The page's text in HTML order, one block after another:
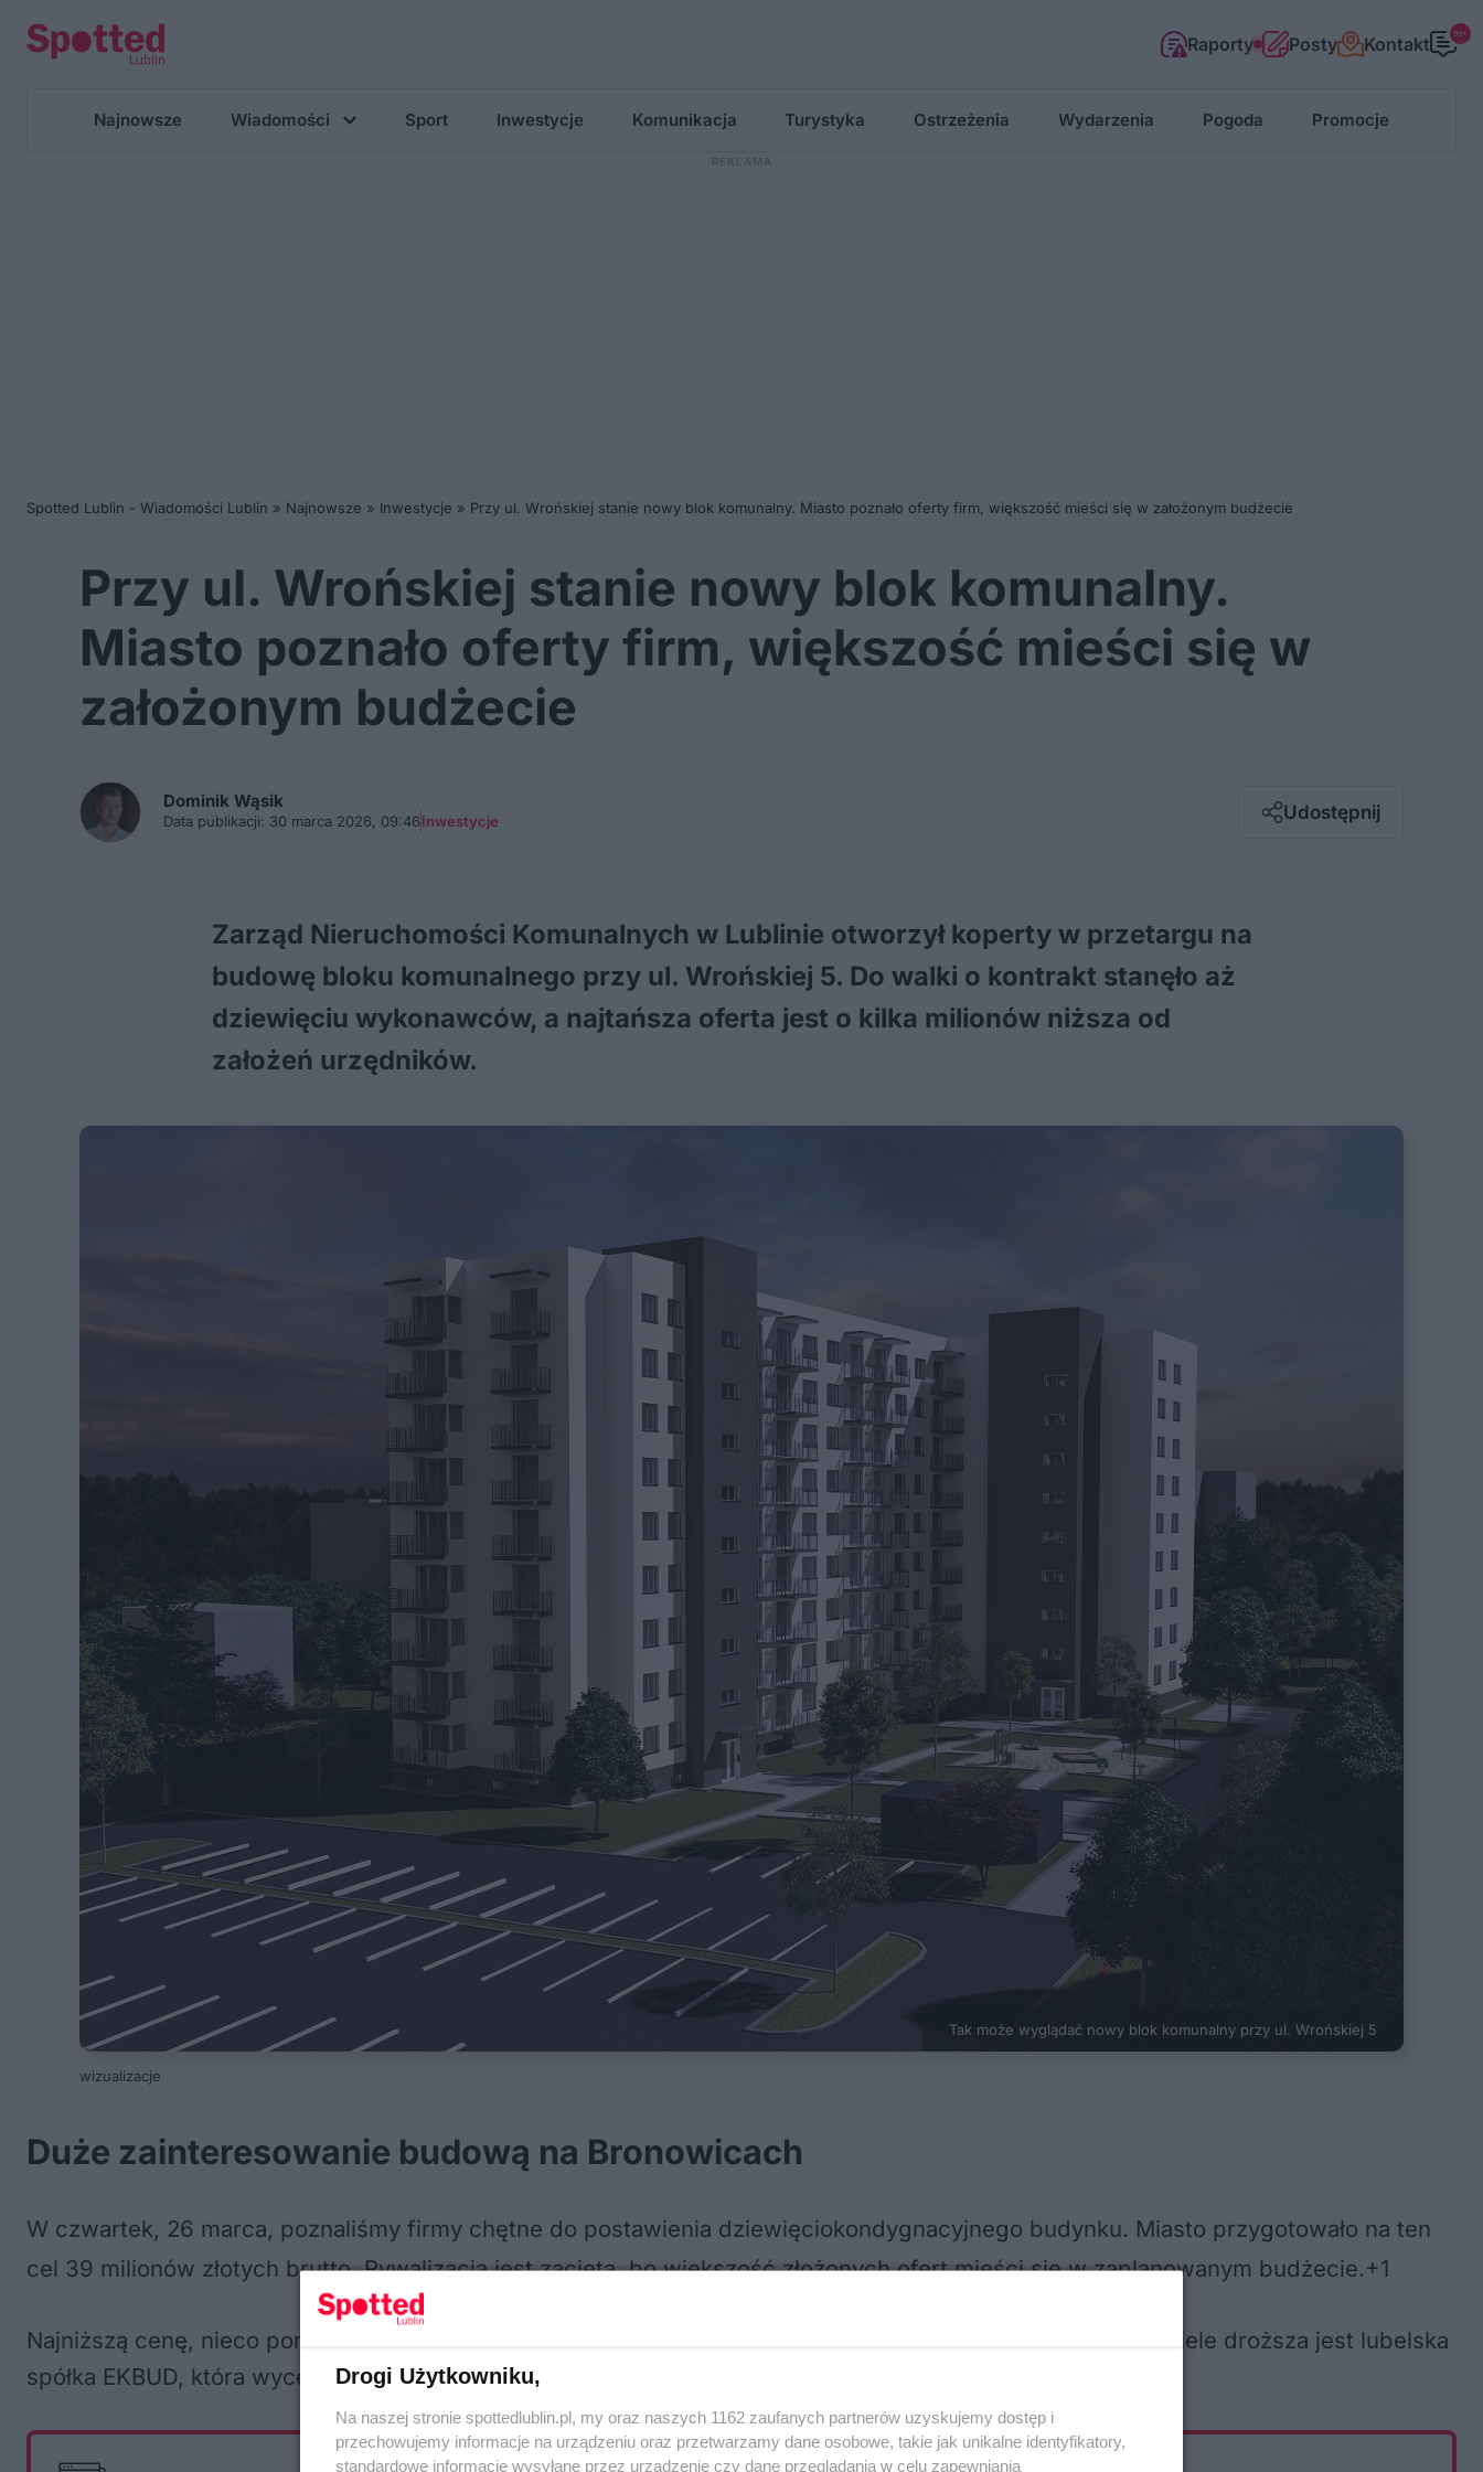
Raporty Posty Kontakt 99+
Najnowsze Wiadomości Sport Inwestycje Komunikacja Turystyka Ostrzeżenia Wydarzenia Pogoda Promocje
Spotted Lublin - Wiadomości Lublin » Najnowsze » Inwestycje » Przy ul. Wrońskiej stanie nowy blok komunalny. Miasto poznało oferty firm, większość mieści się w założonym budżecie
Przy ul. Wrońskiej stanie nowy blok komunalny.
Miasto poznało oferty firm, większość mieści się w
założonym budżecie
Dominik Wąsik
Data publikacji: 30 marca 2026, 09:46Inwestycje Udostępnij
Messenger
Zarząd Nieruchomości Komunalnych w Lublinie otworzył koperty w przetargu na
budowę bloku komunalnego przy ul. Wrońskiej 5. Do walki o kontrakt stanęło aż
dziewięciu wykonawców, a najtańsza oferta jest o kilka milionów niższa od
założeń urzędników.
Tak może wyglądać nowy blok komunalny przy ul. Wrońskiej 5
wizualizacje
Duże zainteresowanie budową na Bronowicach
W czwartek, 26 marca, poznaliśmy firmy chętne do postawienia dziewięciokondygnacyjnego budynku. Miasto przygotowało na ten
cel 39 milionów złotych brutto. Rywalizacja jest zacięta, bo większość złożonych ofert mieści się w zaplanowanym budżecie.+1
Najniższą cenę, nieco ponad 32,3 mln zł, zaproponowała firma Baudziedzic z Głogowa Małopolskiego. Niewiele droższa jest lubelska
spółka EKBUD, która wyceniła prace na 32,5 mln zł. Najdroższa oferta opiewa na ponad 43 mln zł.
Drogi Użytkowniku,
Na naszej stronie spottedlublin.pl, my oraz naszych 1162 zaufanych partnerów uzyskujemy dostęp i
przechowujemy informacje na urządzeniu oraz przetwarzamy dane osobowe, takie jak unikalne identyfikatory,
standardowe informacje wysyłane przez urządzenie czy dane przeglądania w celu zapewniania